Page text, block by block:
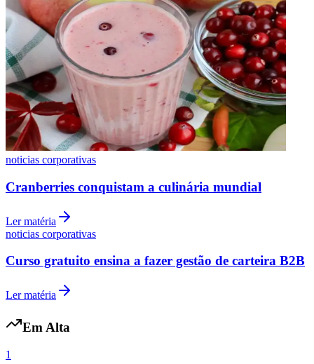
Botafogo
noticias corporativas
Cranberries conquistam a culinária mundial
Ler matéria
noticias corporativas
Curso gratuito ensina a fazer gestão de carteira B2B
Ler matéria
Em Alta
1